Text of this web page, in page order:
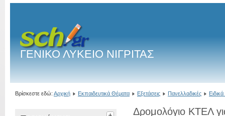
ΓΕΝΙΚΟ ΛΥΚΕΙΟ ΝΙΓΡΙΤΑΣ
Βρίσκεστε εδώ: Αρχική Εκπαιδευτικά Θέματα Εξετάσεις Πανελλαδικές
Δρομολόγιο ΚΤΕΛ